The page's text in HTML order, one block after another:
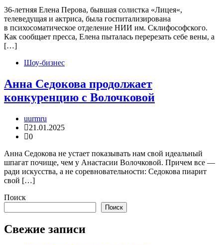
36-летняя Елена Перова, бывшая солистка «Лицея«,
телеведущая и актриса, была госпитализирована
в психосоматическое отделение НИИ им. Склифософского.
Как сообщает пресса, Елена пыталась перерезать себе вены, а
[…]
Шоу-бизнес
Анна Седокова продолжает
конкуренцию с Волочковой
uurmru
21.01.2025
0
Анна Седокова не устает показывать нам свой идеальный
шпагат почище, чем у Анастасии Волочковой. Причем все —
ради искусства, а не соревновательности: Седокова пиарит
свой […]
Поиск
Поиск
Свежие записи